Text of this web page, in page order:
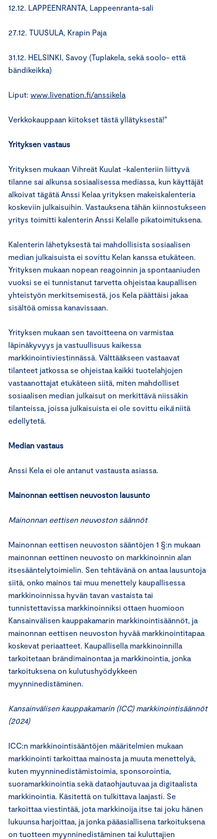
12.12. LAPPEENRANTA, Lappeenranta-sali
27.12. TUUSULA, Krapin Paja
31.12. HELSINKI, Savoy (Tuplakela, sekä soolo- että
bändikeikka)
Liput: www.livenation.fi/anssikela
Verkkokauppaan kiitokset tästä yllätyksestä!”
Yrityksen vastaus
Yrityksen mukaan Vihreät Kuulat -kalenteriin liittyvä
tilanne sai alkunsa sosiaalisessa mediassa, kun käyttäjät
alkoivat tägätä Anssi Kelaa yrityksen makeiskalenteria
koskeviin julkaisuihin. Vastauksena tähän kiinnostukseen
yritys toimitti kalenterin Anssi Kelalle pikatoimituksena.
Kalenterin lähetyksestä tai mahdollisista sosiaalisen
median julkaisuista ei sovittu Kelan kanssa etukäteen.
Yrityksen mukaan nopean reagoinnin ja spontaaniuden
vuoksi se ei tunnistanut tarvetta ohjeistaa kaupallisen
yhteistyön merkitsemisestä, jos Kela päättäisi jakaa
sisältöä omissa kanavissaan.
Yrityksen mukaan sen tavoitteena on varmistaa
läpinäkyvyys ja vastuullisuus kaikessa
markkinointiviestinnässä. Välttääkseen vastaavat
tilanteet jatkossa se ohjeistaa kaikki tuotelahjojen
vastaanottajat etukäteen siitä, miten mahdolliset
sosiaalisen median julkaisut on merkittävä niissäkin
tilanteissa, joissa julkaisuista ei ole sovittu eikä niitä
edellytetä.
Median vastaus
Anssi Kela ei ole antanut vastausta asiassa.
Mainonnan eettisen neuvoston lausunto
Mainonnan eettisen neuvoston säännöt
Mainonnan eettisen neuvoston sääntöjen 1 §:n mukaan
mainonnan eettinen neuvosto on markkinoinnin alan
itsesääntelytoimielin. Sen tehtävänä on antaa lausuntoja
siitä, onko mainos tai muu menettely kaupallisessa
markkinoinnissa hyvän tavan vastaista tai
tunnistettavissa markkinoinniksi ottaen huomioon
Kansainvälisen kauppakamarin markkinointisäännöt, ja
mainonnan eettisen neuvoston hyvää markkinointitapaa
koskevat periaatteet. Kaupallisella markkinoinnilla
tarkoitetaan brändimainontaa ja markkinointia, jonka
tarkoituksena on kulutushyödykkeen
myynninedistäminen.
Kansainvälisen kauppakamarin (ICC) markkinointisäännöt
(2024)
ICC:n markkinointisääntöjen määritelmien mukaan
markkinointi tarkoittaa mainosta ja muuta menettelyä,
kuten myynninedistämistoimia, sponsorointia,
suoramarkkinointia sekä dataohjautuvaa ja digitaalista
markkinointia. Käsitettä on tulkittava laajasti. Se
tarkoittaa viestintää, jota markkinoija itse tai joku hänen
lukuunsa harjoittaa, ja jonka pääasiallisena tarkoituksena
on tuotteen myynninedistäminen tai kuluttajien